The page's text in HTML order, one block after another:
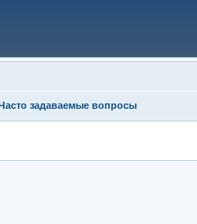
задаваемые вопросы